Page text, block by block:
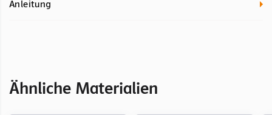
Anleitung
Ähnliche Materialien